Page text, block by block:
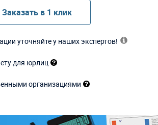
Заказать в 1 клик
уточняйте у наших экспертов!
для юрлиц
организациями